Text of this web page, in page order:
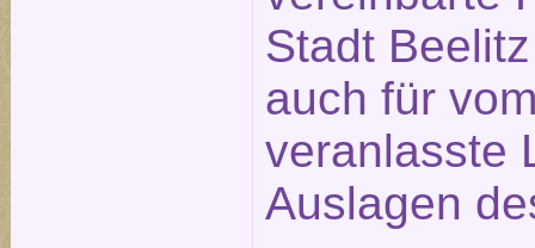
Stadt
auch für
veranlasste
Auslagen